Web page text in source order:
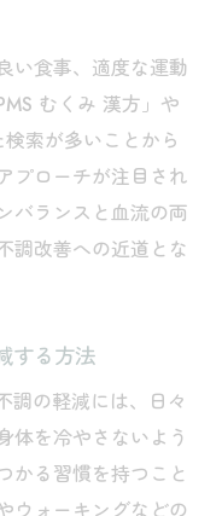
い食事、適度な運動
むくみ 漢方」や
検索が多いことから
プローチが注目され
バランスと血流の両
調改善への近道とな
する方法
調の軽減には、日々
体を冷やさないよう
かる習慣を持つこと